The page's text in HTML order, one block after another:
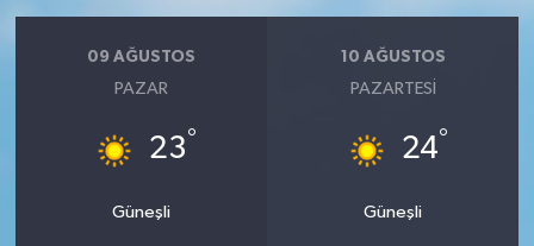
09 AĞUSTOS
PAZAR
23°
Güneşli
10 AĞUSTOS
PAZARTESI
24°
Güneşli